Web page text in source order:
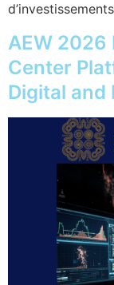
AEW 2026
Center
Digital and